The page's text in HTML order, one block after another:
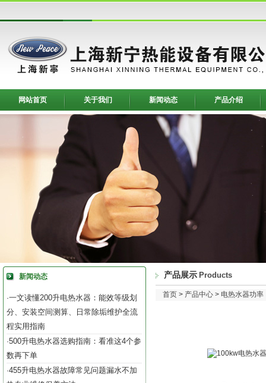
网站首页 关于我们 新闻动态 产品介绍
新闻动态
·一文读懂200升电热水器：能效等级划
分、安装空间测算、日常除垢维护全流
程实用指南
·500升电热水器选购指南：看准这4个参
数再下单
·455升电热水器故障常见问题漏水不加
产品展示 Products
首页 > 产品中心 > 电热水器功